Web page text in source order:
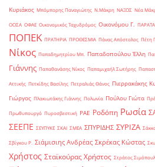
Κυριάκος Μπόμπορης Παναγιώτης Ν.Μάκρη ΝΑΞΟΣ Νέα
ΟΟΣΑ ΟΦΑΕ Οικονομικός Ταχυδρόμος Οικονόμου Γ.
ΠΟΠΕΚ ΠΡΑΤΗΡΙΑ ΠΡΟΘΕΣΜΙΑ Πάνας Απόστολος Πέτη
Νίκος Παπαδημητρίου Μπ. Παπαδοπούλου Έλλη
Γιάννης Παπαθανάσης Νίκος Παπαμιχαήλ Σωτήρης
Αττικής Πετκίδης Βασίλης Πετραλιάς Θάνος Πιερρακάκης
Γιώργος Πλακιωτάκης Γιάννης Πολωνία Πούλου Γιώτα
Πρωθυπουργό Πυροσβεστική ΡΑΕ Ροδόπη Ρωσία
ΣΕΕΠΕ ΣΕΥΠΥΚΕ ΣΚΑΙ ΣΜΕΑ ΣΠΥΡΙΔΗΣ ΣΥΡΙΖΑ
Σβίγκου Ρ. Σιάμισιης Ανδρέας Σκρέκας Κώστας
Χρήστος Σταϊκούρας Χρήστος Στράτος